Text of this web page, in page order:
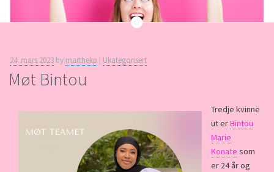
24. mars 2023 by marthekp | Ukategorisert
Møt Bintou
Tredje kvinne
ut erBintou
Marie
Konate som
er 24 år og